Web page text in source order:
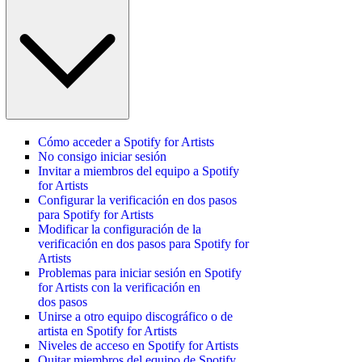
Cómo acceder a Spotify for Artists
No consigo iniciar sesión
Invitar a miembros del equipo a Spotify
for Artists
Configurar la verificación en dos pasos
para Spotify for Artists
Modificar la configuración de la
verificación en dos pasos para Spotify for
Artists
Problemas para iniciar sesión en Spotify
for Artists con la verificación en
dos pasos
Unirse a otro equipo discográfico o de
artista en Spotify for Artists
Niveles de acceso en Spotify for Artists